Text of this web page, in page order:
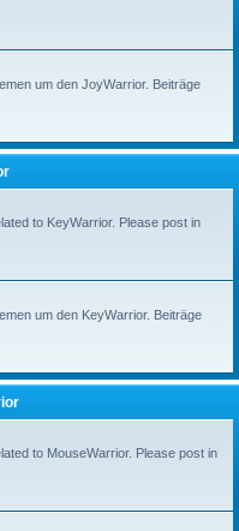
um den JoyWarrior. Beiträge
to KeyWarrior. Please post in
um den KeyWarrior. Beiträge
to MouseWarrior. Please post in